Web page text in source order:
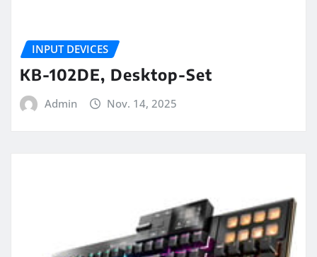
INPUT DEVICES
KB-102DE, Desktop-Set
Admin Nov. 14, 2025